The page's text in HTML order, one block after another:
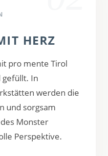
HERZ
pro mente Tirol
gefüllt. In
werden die
und sorgsam
Monster
Perspektive.